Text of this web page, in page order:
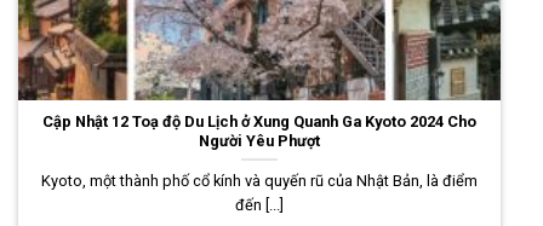
Cập Nhật 12 Toạ độ Du Lịch ở Xung Quanh Ga Kyoto 2024 Cho
Người Yêu Phượt
Kyoto, một thành phố cổ kính và quyến rũ của Nhật Bản, là điểm
đến [...]